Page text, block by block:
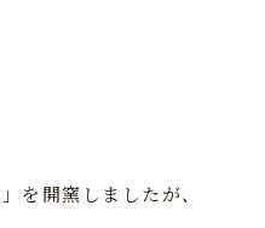
を開窯しましたが、